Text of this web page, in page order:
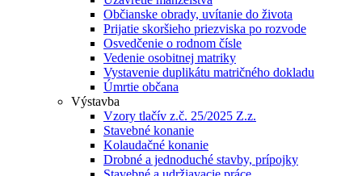
Občianske obrady, uvítanie do života
Prijatie skoršieho priezviska po rozvode
Osvedčenie o rodnom čísle
Vedenie osobitnej matriky
Vystavenie duplikátu matričného dokladu
Úmrtie občana
Výstavba
Vzory tlačív z.č. 25/2025 Z.z.
Stavebné konanie
Kolaudačné konanie
Drobné a jednoduché stavby, prípojky